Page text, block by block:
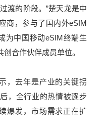
渡的阶段。”楚天龙是中
商，参与了国内外eSIM
为中国移动eSIM终端生
合作伙伴成员单位。
，去年是产业的关键拐
，全行业的热情被逐步
爆发，市场需求正在扩